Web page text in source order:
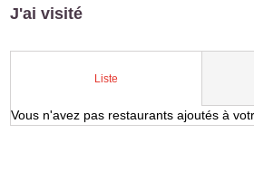
J'ai visité
Liste
Vous n'avez pas restaurants ajoutés à